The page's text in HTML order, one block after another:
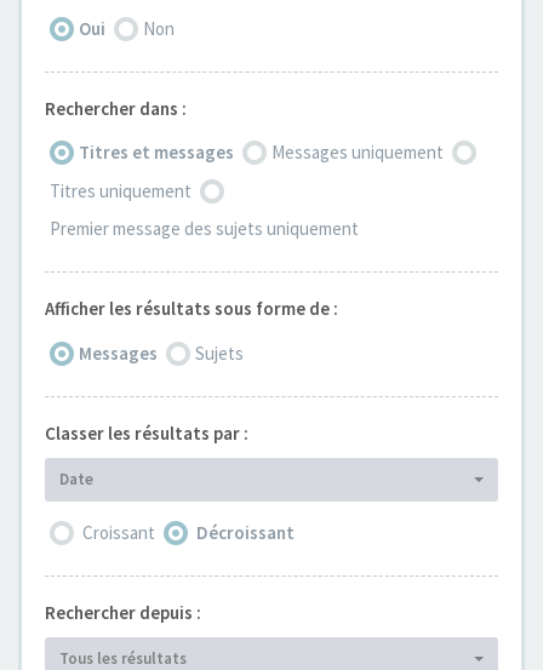
Oui
Non
Rechercher dans :
Titres et messages
Messages uniquement
Titres uniquement
Premier message des sujets uniquement
Afficher les résultats sous forme de :
Messages
Sujets
Classer les résultats par :
Date
Croissant Décroissant
Rechercher depuis :
Tous les résultats